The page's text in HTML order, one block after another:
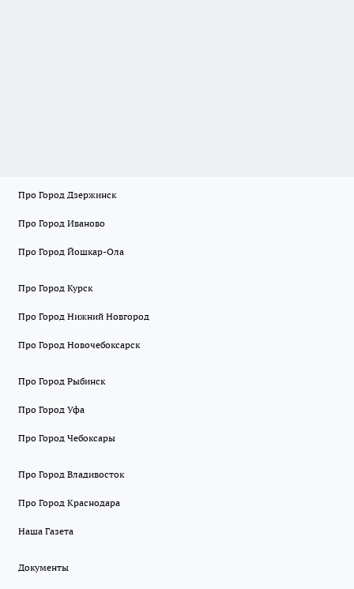
Про Город Дзержинск
Про Город Иваново
Про Город Йошкар-Ола
Про Город Курск
Про Город Нижний Новгород
Про Город Новочебоксарск
Про Город Рыбинск
Про Город Уфа
Про Город Чебоксары
Про Город Владивосток
Про Город Краснодара
Наша Газета
Документы